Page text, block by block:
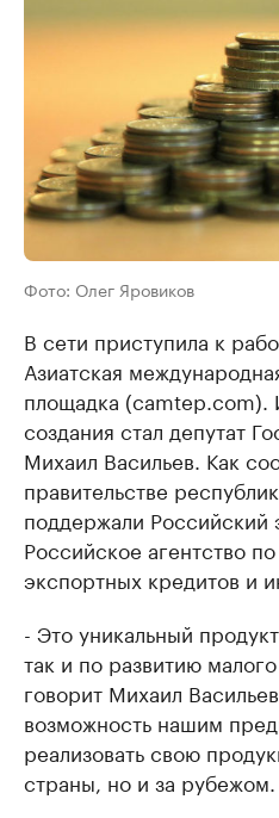
Фото: Олег Яровиков
В сети приступила к
Азиатская
площадка (camtep.com).
создания стал депутат
Михаил Васильев. Как
правительстве
поддержали Российский
Российское агентство
экспортных кредитов и
- Это уникальный
так и по развитию
говорит Михаил
возможность нашим
реализовать свою
страны, но и за рубежом.